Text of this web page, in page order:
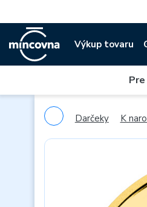
Výkup tovaru
Darčeky K